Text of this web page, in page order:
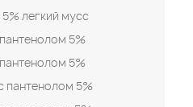
легкий мусс
5%
5%
пантенолом 5%